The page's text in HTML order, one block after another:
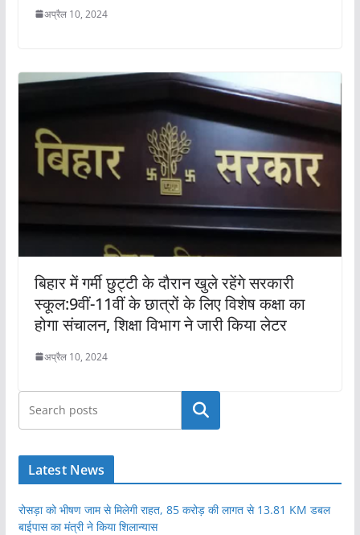
अप्रैल 10, 2024
बिहार में गर्मी छुट्टी के दौरान खुले रहेंगे सरकारी
स्कूल:9वीं-11वीं के छात्रों के लिए विशेष कक्षा का
होगा संचालन, शिक्षा विभाग ने जारी किया लेटर
अप्रैल 10, 2024
खोजें
Latest News
रोसड़ा को भीषण जाम से मिलेगी राहत, 85 करोड़ की लागत से 13.81 KM डबल
बाईपास का मंत्री ने किया शिलान्यास